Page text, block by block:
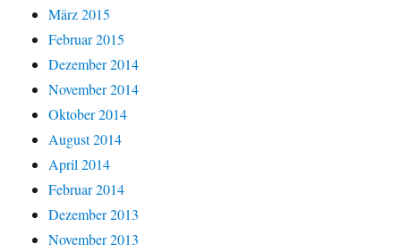
März 2015
Februar 2015
Dezember 2014
November 2014
Oktober 2014
August 2014
April 2014
Februar 2014
Dezember 2013
November 2013